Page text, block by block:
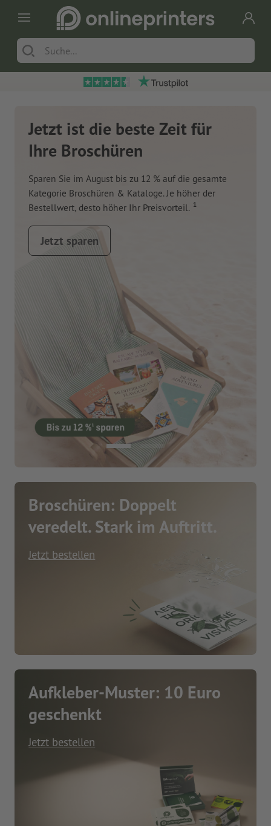
Jetzt ist die beste Zeit für
Ihre Broschüren
Sparen Sie im August bis zu 12 % auf die gesamte
Kategorie Broschüren & Kataloge. Je höher der
Bestellwert, desto höher Ihr Preisvorteil. 1
Jetzt sparen
Broschüren: Doppelt
veredelt. Stark im Auftritt.
Jetzt bestellen
Aufkleber-Muster: 10 Euro
geschenkt
Jetzt bestellen